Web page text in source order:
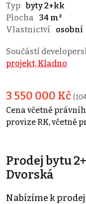
Typ byty 2+kk
Plocha
34 m²
Vlastnictví
osobní
Součástí
projekt, Kladno
3 550 000 Kč
Cena včetně
provize RK, včetně
Prodej bytu
Dvorská
Nabízíme k